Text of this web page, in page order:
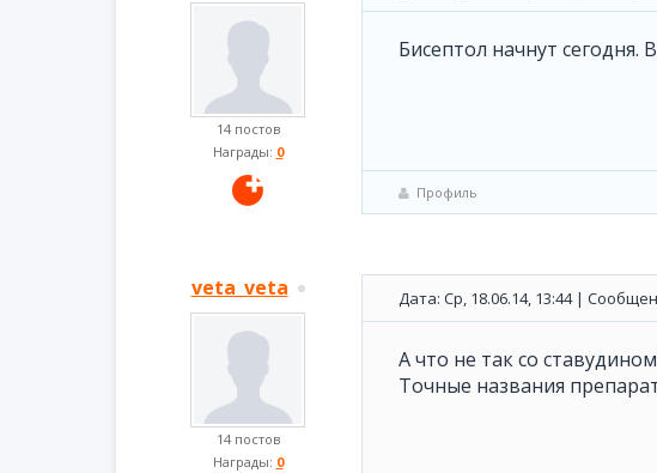
14 постов
Награды: 0
Бисептол начнут
Профиль
veta_veta
14 постов
Награды: 0
Дата: Ср, 18.06.14, 13:44 |
А что не так со
Точные названия